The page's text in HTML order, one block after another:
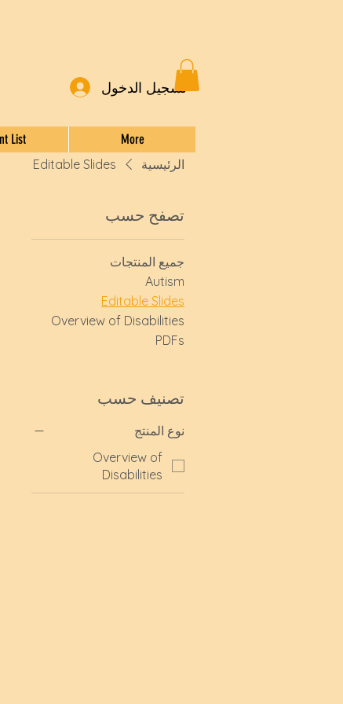
تسجيل الدخول
List
More
الرئيسية
Editable Slides
تصفح حسب
جميع المنتجات
Autism
Editable Slides
Overview of Disabilities
PDFs
تصنيف حسب
نوع المنتج
Overview of
Disabilities